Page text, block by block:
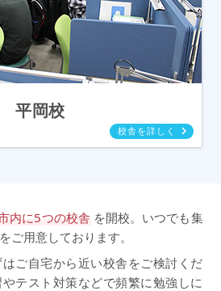
平岡校
内に5つの校舎 を開校。いつでも集
ご用意しております。
ご自宅から近い校舎をご検討くだ
テスト対策などで頻繁に勉強しに